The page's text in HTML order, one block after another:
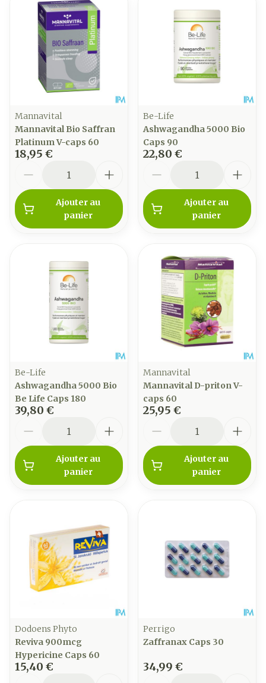
Mannavital
Mannavital Bio Saffran
Platinum V-caps 60
18,95 €
Ajouter au
panier
Be-Life
Ashwagandha 5000 Bio
Caps 90
22,80 €
Ajouter au
panier
Be-Life
Ashwagandha 5000 Bio
Be Life Caps 180
39,80 €
Ajouter au
panier
Mannavital
Mannavital D-priton V-
caps 60
25,95 €
Ajouter au
panier
Dodoens Phyto
Reviva 900mcg
Hypericine Caps 60
15,40 €
Perrigo
Zaffranax Caps 30
34,99 €